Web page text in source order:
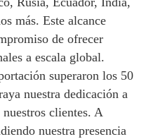
más. Este alcance
de ofrecer
a escala global.
superaron los 50
nuestra dedicación a
clientes. A
nuestra presencia